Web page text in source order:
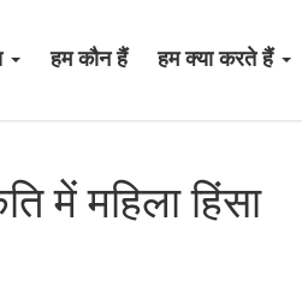
हम कौन हैं हम क्या करते हैं
में महिला हिंसा